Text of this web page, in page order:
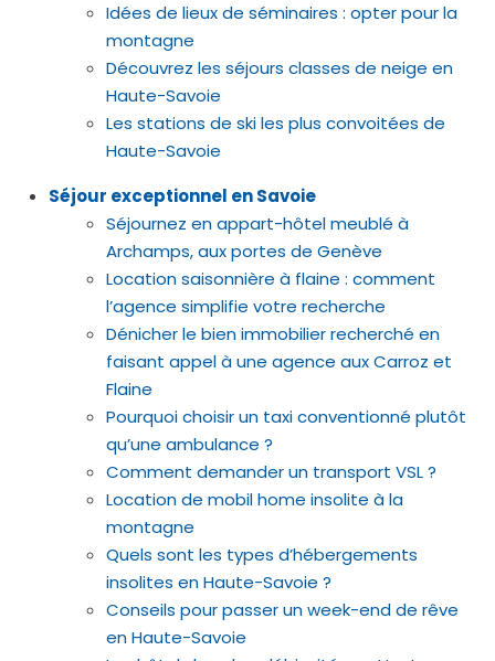
Idées de lieux de séminaires : opter pour la
montagne
Découvrez les séjours classes de neige en
Haute-Savoie
Les stations de ski les plus convoitées de
Haute-Savoie
Séjour exceptionnel en Savoie
Séjournez en appart-hôtel meublé à
Archamps, aux portes de Genève
Location saisonnière à flaine : comment
l’agence simplifie votre recherche
Dénicher le bien immobilier recherché en
faisant appel à une agence aux Carroz et
Flaine
Pourquoi choisir un taxi conventionné plutôt
qu’une ambulance ?
Comment demander un transport VSL ?
Location de mobil home insolite à la
montagne
Quels sont les types d’hébergements
insolites en Haute-Savoie ?
Conseils pour passer un week-end de rêve
en Haute-Savoie